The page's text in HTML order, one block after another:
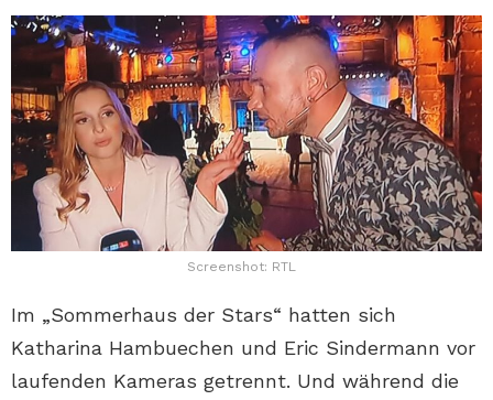
Screenshot: RTL
Im „Sommerhaus der Stars“ hatten sich
Katharina Hambuechen und Eric Sindermann vor
laufenden Kameras getrennt. Und während die